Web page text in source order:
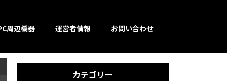
周辺機器 運営者情報 お問い合わせ
カテゴリー